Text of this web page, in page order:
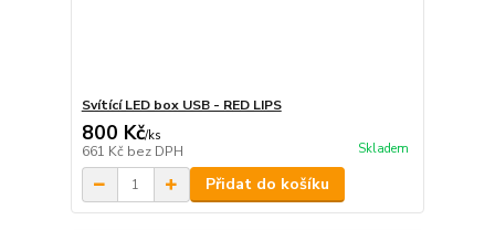
Svítící LED box USB - RED LIPS
800 Kč/ks
661 Kč bez DPH Skladem
Přidat do košíku